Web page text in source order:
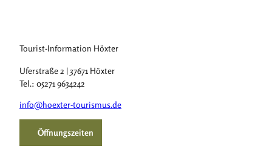
Tourist-Information Höxter
Uferstraße 2 | 37671 Höxter
Tel.: 05271 9634242
info@hoexter-tourismus.de
Öffnungszeiten